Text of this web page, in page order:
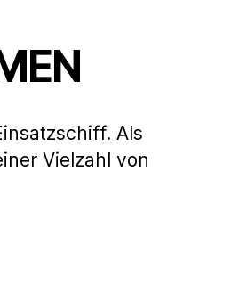
Als
Vielzahl von